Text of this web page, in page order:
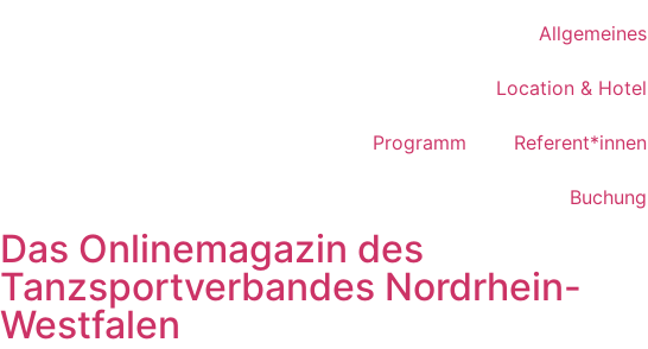
Allgemeines
Location & Hotel
Programm Referent*innen
Buchung
Das Onlinemagazin des
Tanzsportverbandes Nordrhein-
Westfalen